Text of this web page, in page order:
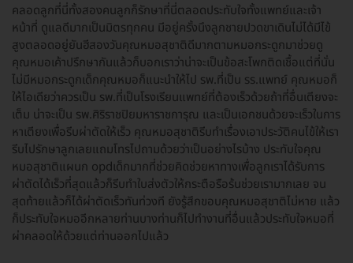
คลอดลูกที่นี่ทั้งสองคนลูกก็รักษาที่นี่ตลอดประทับใจทั้งแพทย์และเจ้า
หน้าที่ ดูแลดีมากเป็นมิตรทุกคน มีอยู่ครั้งนึงลูกชายปวดขาเดินไม่ได้มีไข้
สูงตลอดอยู่ยันฮีสองวันคุณหมอสุชาติดีมากตามหมอกระดูกมาช่วยดู
คุณหมอเค้าปรึกษากันแล้วก็บอกเราว่าน่าจะเป็นข้อสะโพกติดเชื้อแต่ที่นั่น
ไม่มีหมอกระดูกเด็กคุณหมอก็แนะนำให้ไป รพ.ที่เป็น รร.แพทย์ คุณหมอก็
ให้ไอเดียว่าควรเป็น รพ.ที่เป็นโรงเรียนแพทย์ที่ต้องเร็วด้วยถ้าที่อื่นเตียงจะ
เต็ม น่าจะเป็น รพ.ศิริราชปิยมหาราชการุณ และเป็นเอกชนด้วยจะเร็วในการ
หาเตียงเพื่อรีบผ่าตัดให้เร็ว คุณหมอสุชาติรีบทำเรื่องเอาประวัติคนไข้ให้เรา
รีบไปรักษาลูกเลยแถมโทรไปถามด้วยว่าเป็นอย่างไรบ้าง ประทับใจคุณ
หมอสุชาติแผนก opdเด็กมากที่ช่วยคิดช่วยหาทางเพื่อลูกเราได้รับการ
ผ่าตัดได้เร็วที่สุดแล้วก็รีบทำใบส่งตัวให้กระตือรือร้นช่วยเรามากเลย จน
สุดท้ายแล้วก็ได้ผ่าตัดเร็วทันท่วงที ยังรู้สึกขอบคุณหมอสุชาติไม่หาย แล้ว
ก็ประทับใจหมออีกหลายท่านบางท่านก็ไปทำงานที่อื่นแล้วประทับใจหมอที่
ผ่าคลอดให้ด้วยแต่ท่านออกไปแล้ว